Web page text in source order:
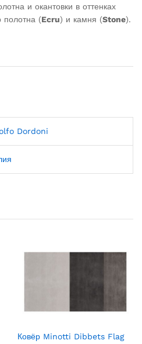
и окантовки в оттенках
полотна (Ecru) и камня (Stone).
Dordoni
Ковёр Minotti Dibbets Flag